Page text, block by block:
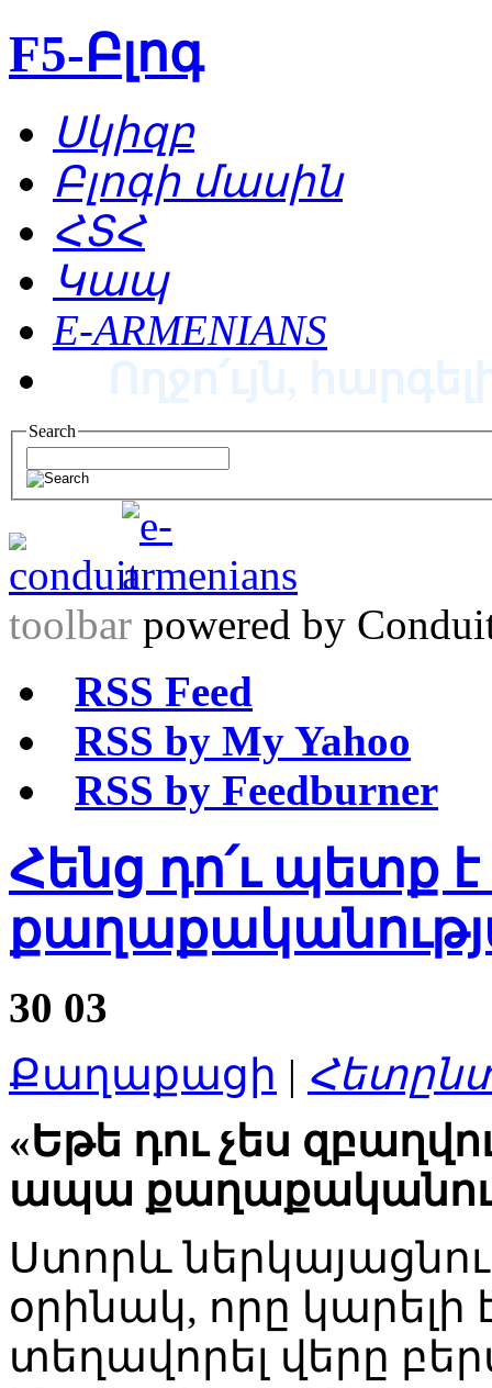
F5-Բլոգ
Սկիզբ
Բլոգի մասին
ՀՏՀ
Կապ
E-ARMENIANS
Search
toolbar powered by
RSS Feed
RSS by My Yahoo
RSS by Feedburner
Հենց դո՛ւ պետք
30 03
Քաղաքացի |
«Եթե դու չես
ապա
Ստորև
օրինակ, որը կարելի
տեղավորել վերը